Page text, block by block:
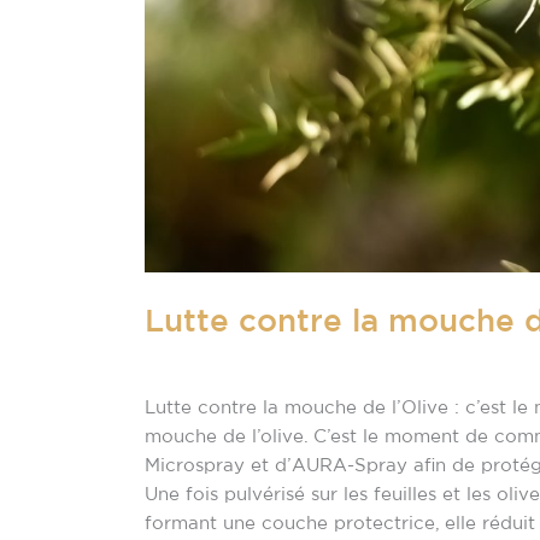
Lutte contre la mouche
Lutte contre la mouche de l’Olive : c’est
mouche de l’olive. C’est le moment de
Microspray et d’AURA-Spray afin de
Une fois pulvérisé sur les feuilles et les
formant une couche protectrice, elle